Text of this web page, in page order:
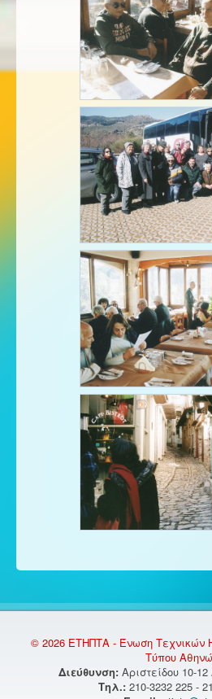
© 2026 ΕΤΗΠΤΑ - Ένωση Τεχνικών
Τύπου
Διεύθυνση: Αριστείδου 10-
Τηλ.: 210-3232 225 -